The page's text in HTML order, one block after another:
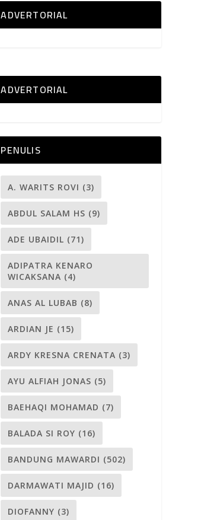
ADVERTORIAL
ADVERTORIAL
PENULIS
A. WARITS ROVI (3)
ABDUL SALAM HS (9)
ADE UBAIDIL (71)
ADIPATRA KENARO
WICAKSANA (4)
ANAS AL LUBAB (8)
ARDIAN JE (15)
ARDY KRESNA CRENATA (3)
AYU ALFIAH JONAS (5)
BAEHAQI MOHAMAD (7)
BALADA SI ROY (16)
BANDUNG MAWARDI (502)
DARMAWATI MAJID (16)
DIOFANNY (3)